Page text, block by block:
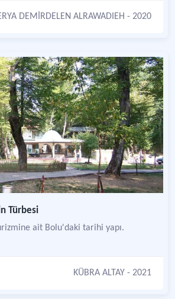
DEMİRDELEN ALRAWADIEH - 2020
Türbesi
ait Bolu'daki tarihi yapı.
KÜBRA ALTAY - 2021